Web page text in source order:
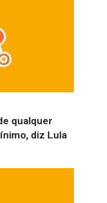
qualquer
diz Lula